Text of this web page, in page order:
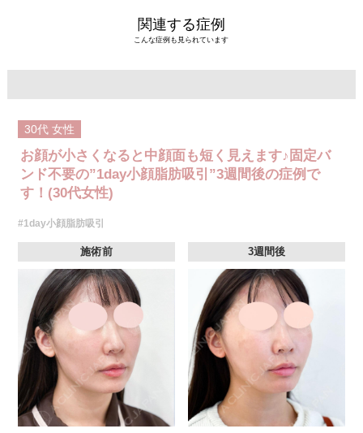
関連する症例
こんな症例も見られています
30代 女性
お顔が小さくなると中顔面も短く見えます♪固定バ
ンド不要の”1day小顔脂肪吸引”3週間後の症例で
す！(30代女性)
#1day小顔脂肪吸引
施術前 3週間後